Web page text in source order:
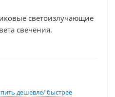
светоизлучающие
свечения.
дешевле/ быстрее